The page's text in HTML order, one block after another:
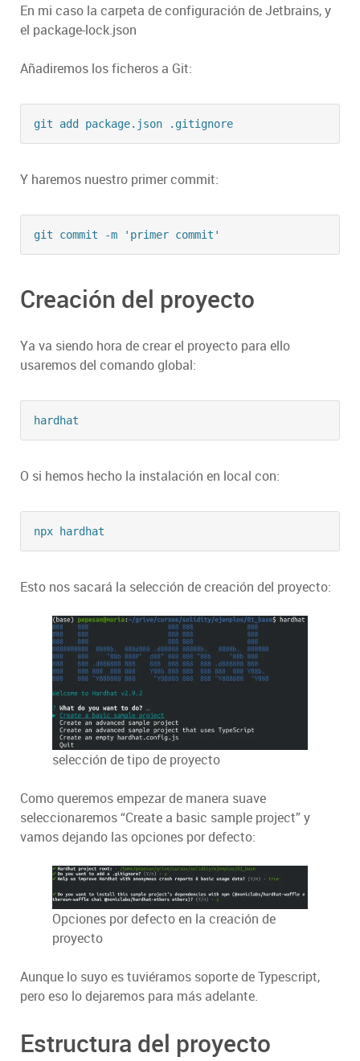
En mi caso la carpeta de configuración de Jetbrains, y
el package-lock.json
Añadiremos los ficheros a Git:
git add package.json .gitignore
Y haremos nuestro primer commit:
git commit -m 'primer commit'
Creación del proyecto
Ya va siendo hora de crear el proyecto para ello
usaremos del comando global:
hardhat
O si hemos hecho la instalación en local con:
npx hardhat
Esto nos sacará la selección de creación del proyecto:
selección de tipo de proyecto
Como queremos empezar de manera suave
seleccionaremos “Create a basic sample project” y
vamos dejando las opciones por defecto:
Opciones por defecto en la creación de
proyecto
Aunque lo suyo es tuviéramos soporte de Typescript,
pero eso lo dejaremos para más adelante.
Estructura del proyecto